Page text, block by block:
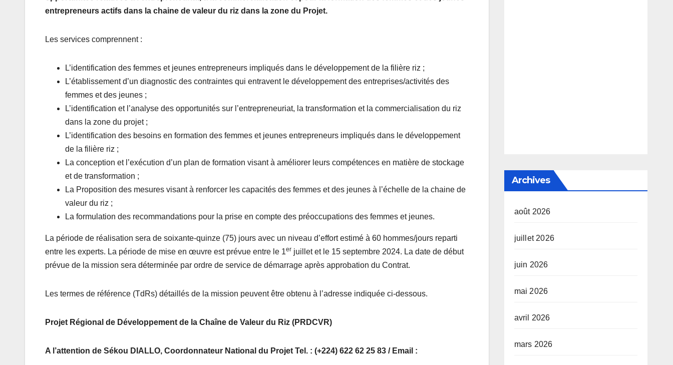
entrepreneurs actifs dans la chaine de valeur du riz dans la zone du Projet.
Les services comprennent :
L’identification des femmes et jeunes entrepreneurs impliqués dans le développement de la filière riz ;
L’établissement d’un diagnostic des contraintes qui entravent le développement des entreprises/activités des
femmes et des jeunes ;
L’identification et l’analyse des opportunités sur l’entrepreneuriat, la transformation et la commercialisation du riz
dans la zone du projet ;
L’identification des besoins en formation des femmes et jeunes entrepreneurs impliqués dans le développement
de la filière riz ;
La conception et l’exécution d’un plan de formation visant à améliorer leurs compétences en matière de stockage
et de transformation ;
La Proposition des mesures visant à renforcer les capacités des femmes et des jeunes à l’échelle de la chaine de
valeur du riz ;
La formulation des recommandations pour la prise en compte des préoccupations des femmes et jeunes.
La période de réalisation sera de soixante-quinze (75) jours avec un niveau d’effort estimé à 60 hommes/jours reparti
entre les experts. La période de mise en œuvre est prévue entre le 1er juillet et le 15 septembre 2024. La date de début
prévue de la mission sera déterminée par ordre de service de démarrage après approbation du Contrat.
Les termes de référence (TdRs) détaillés de la mission peuvent être obtenu à l’adresse indiquée ci-dessous.
Projet Régional de Développement de la Chaîne de Valeur du Riz (PRDCVR)
A l’attention de Sékou DIALLO, Coordonnateur National du Projet Tel. : (+224) 622 62 25 83 / Email :
Archives
août 2026
juillet 2026
juin 2026
mai 2026
avril 2026
mars 2026